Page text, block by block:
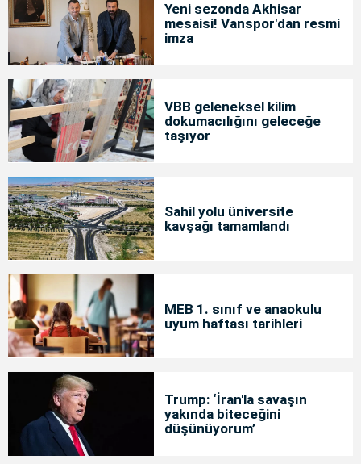
Yeni sezonda Akhisar
mesaisi! Vanspor'dan resmi
imza
VBB geleneksel kilim
dokumacılığını geleceğe
taşıyor
Sahil yolu üniversite
kavşağı tamamlandı
MEB 1. sınıf ve anaokulu
uyum haftası tarihleri
Trump: ‘İran'la savaşın
yakında biteceğini
düşünüyorum’